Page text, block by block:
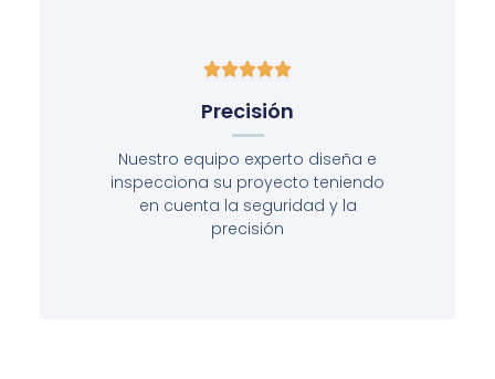

Precisión
Nuestro equipo experto diseña e
inspecciona su proyecto teniendo
en cuenta la seguridad y la
precisión